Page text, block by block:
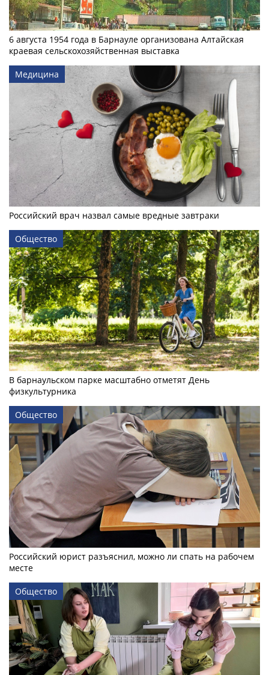
6 августа 1954 года в Барнауле организована Алтайская
краевая сельскохозяйственная выставка
Медицина
Российский врач назвал самые вредные завтраки
Общество
В барнаульском парке масштабно отметят День
физкультурника
Общество
Российский юрист разъяснил, можно ли спать на рабочем
месте
Общество